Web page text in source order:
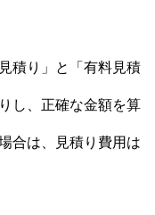
積り」と「有料見積
し、正確な金額を算
合は、見積り費用は